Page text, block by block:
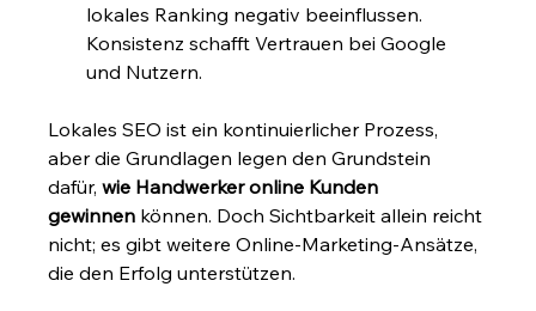
lokales Ranking negativ beeinflussen.
Konsistenz schafft Vertrauen bei Google
und Nutzern.
Lokales SEO ist ein kontinuierlicher Prozess,
aber die Grundlagen legen den Grundstein
dafür, wie Handwerker online Kunden
gewinnen können. Doch Sichtbarkeit allein reicht
nicht; es gibt weitere Online-Marketing-Ansätze,
die den Erfolg unterstützen.